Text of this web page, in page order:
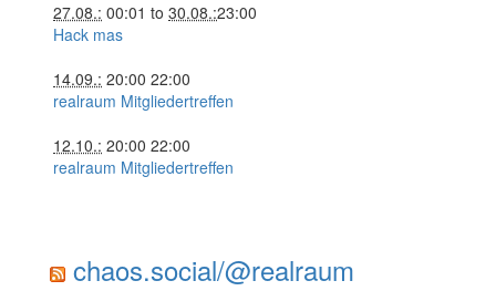
27.08.: 00:01 to 30.08.:23:00
Hack mas
14.09.: 20:00 22:00
realraum Mitgliedertreffen
12.10.: 20:00 22:00
realraum Mitgliedertreffen
chaos.social/@realraum